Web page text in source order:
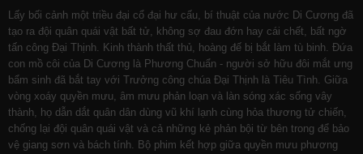
Lấy bối cảnh một triều đại cổ đại hư cấu, bí thuật của nước Di Cương đã
tạo ra đội quân quái vật bất tử, không sợ đau đớn hay cái chết, bất ngờ
tấn công Đại Thịnh. Kinh thành thất thủ, hoàng đế bị bắt làm tù binh. Đứa
con mồ côi của Di Cương là Phương Chuẩn - người sở hữu đôi mắt ưng
bẩm sinh đã bắt tay với Trưởng công chúa Đại Thịnh là Tiêu Tình. Giữa
vòng xoáy quyền mưu, âm mưu phản loạn và làn sóng xác sống vây
thành, họ dẫn dắt quân dân dùng vũ khí lạnh cùng hỏa thương tử chiến,
chống lại đội quân quái vật và cả những kẻ phản bội từ bên trong để bảo
vệ giang sơn và bách tính. Bộ phim kết hợp giữa quyền mưu phương